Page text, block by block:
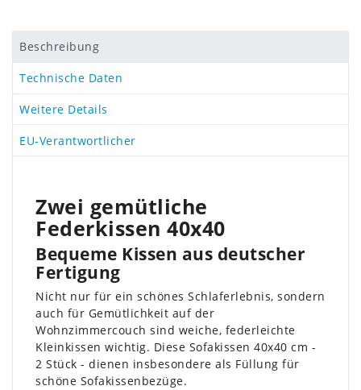
Beschreibung
Technische Daten
Weitere Details
EU-Verantwortlicher
Zwei gemütliche
Federkissen 40x40
Bequeme Kissen aus deutscher
Fertigung
Nicht nur für ein schönes Schlaferlebnis, sondern
auch für Gemütlichkeit auf der
Wohnzimmercouch sind weiche, federleichte
Kleinkissen wichtig. Diese Sofakissen 40x40 cm -
2 Stück - dienen insbesondere als Füllung für
schöne Sofakissenbezüge.